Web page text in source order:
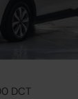
DCT